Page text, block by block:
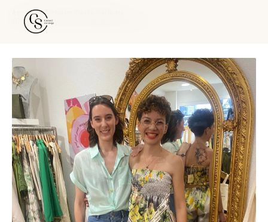
Accueil›Boutique
Offre duo -10% Colorimétrie Essentiel